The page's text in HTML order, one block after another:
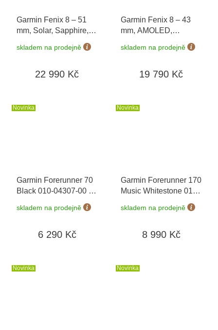
Garmin Fenix 8 – 51
mm, Solar, Sapphire,
Yellow/Graphite 010-
skladem na prodejně
22 990 Kč
Garmin Fenix 8 – 43
mm, AMOLED,
Sapphire, Carbon grey
DLC titanium, Black /
02903-21
skladem na prodejně
19 790 Kč
Novinka
Garmin Forerunner 70
Black 010-04307-00 +
možnost výměny do 90
dní
skladem na prodejně
6 290 Kč
Novinka
Garmin Forerunner 170
Music Whitestone 010-
+ možnost
výměny do 90 dní
skladem na prodejně
8 990 Kč
Novinka Novinka